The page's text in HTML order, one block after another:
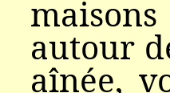
autour
aînée,